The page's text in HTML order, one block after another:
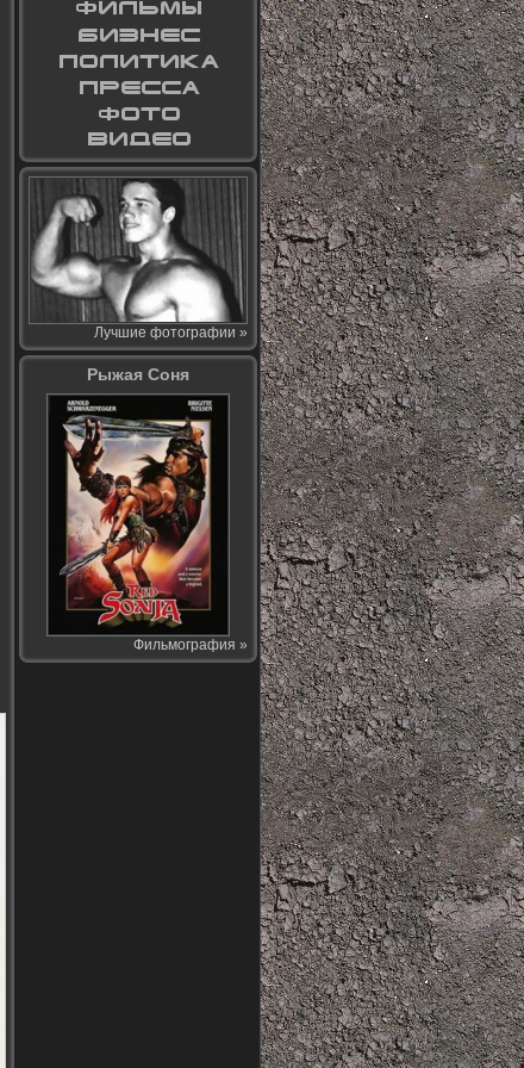
Лучшие фотографии »
Рыжая Соня
Фильмография »